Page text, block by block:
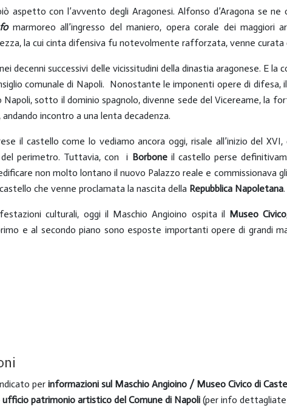
aspetto con l’avvento degli Aragonesi. Alfonso d’Aragona se
marmoreo all’ingresso del maniero, opera corale dei
la cui cinta difensiva fu notevolmente rafforzata, venne curata
decenni successivi delle vicissitudini della dinastia aragonese. E la
comunale di Napoli. Nonostante le imponenti opere di
Napoli, sotto il dominio spagnolo, divenne sede del Vicereame, la
incontro a una lenta decadenza.
il castello come lo vediamo ancora oggi, risale all’inizio del
perimetro. Tuttavia, con i Borboneil castello perse
non molto lontano il nuovo Palazzo reale e commissionava
che venne proclamata la nascita della Repubblica Napoletana
culturali, oggi il Maschio Angioino ospita il Museo Civico
e al secondo piano sono esposte importanti opere di grandi
per informazioni sul Maschio Angioino / Museo Civico di
patrimonio artistico del Comune di Napoli (per info dettagliate